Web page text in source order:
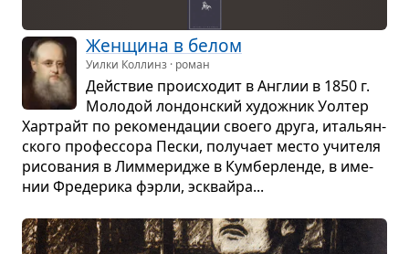
Жен­щина в белом
Уилки Коллинз · роман
Действие про­ис­хо­дит в Англии в 1850 г.
Моло­дой лон­дон­ский худож­ник Уол­тер
Хар­трайт по реко­мен­да­ции сво­его друга, ита­льян­
ского про­фес­сора Пески, полу­чает место учи­теля
рисо­ва­ния в Лим­ме­ри­дже в Кум­бер­ленде, в име­
нии Фре­де­рика фэрли, эсквайра...